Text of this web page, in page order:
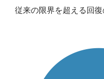
従来の限界を超える回復